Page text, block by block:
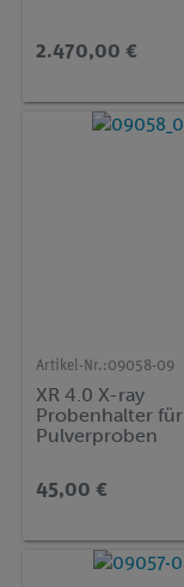
2.470,00 €
Artikel-Nr.:09058-09
XR 4.0 X-ray
Probenhalter für
Pulverproben
45,00 €